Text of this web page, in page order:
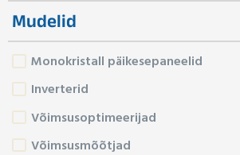
Mudelid
Monokristall päikesepaneelid
Inverterid
Võimsusoptimeerijad
Võimsusmõõtjad